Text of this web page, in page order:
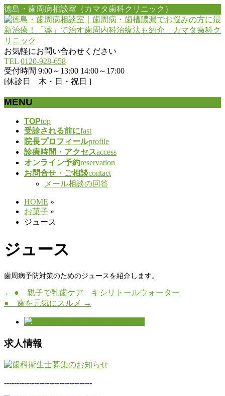
徳島・歯周病相談室（カマタ歯科クリニック）
お気軽にお問い合わせください
TEL 0120-928-658
受付時間 9:00～13:00 14:00～17:00
[休診日 木・日・祝日 ]
MENU
TOPtop
受診される前にfast
院長プロフィールprofile
診療時間・アクセスaccess
オンライン予約reservation
お問合せ・ご相談contact
メール相談の回答
HOME »
お菓子 »
ジュース
ジュース
歯周病予防対策のためのジュースを紹介します。
← ● 親子で乳歯ケア キシリトールウォーター
● 歯を元気にスルメ →
求人情報
-----------------------------------